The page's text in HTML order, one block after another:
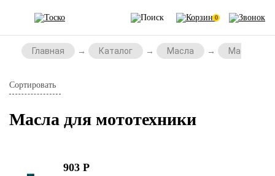
0
Главная Каталог Масла Масла для
Сортировать
Масла для мототехники
903 Р